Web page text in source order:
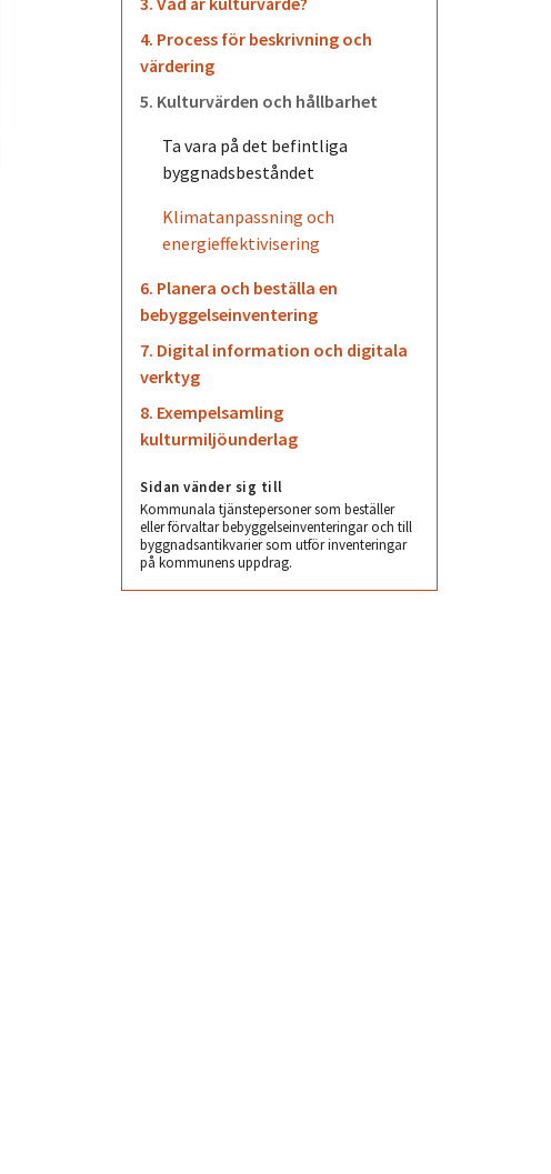
4. Process för beskrivning och
värdering
5. Kulturvärden och hållbarhet
Ta vara på det befintliga
byggnadsbeståndet
Klimatanpassning och
energieffektivisering
6. Planera och beställa en
bebyggelseinventering
7. Digital information och digitala
verktyg
8. Exempelsamling
kulturmiljöunderlag
Sidan vänder sig till
Kommunala tjänstepersoner som beställer
eller förvaltar bebyggelseinventeringar och till
byggnadsantikvarier som utför inventeringar
på kommunens uppdrag.